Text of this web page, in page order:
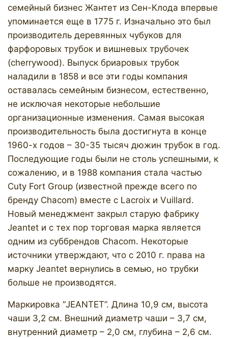
семейный бизнес Жантет из Сен-Клода впервые
упоминается еще в 1775 г. Изначально это был
производитель деревянных чубуков для
фарфоровых трубок и вишневых трубочек
(cherrywood). Выпуск бриаровых трубок
наладили в 1858 и все эти годы компания
оставалась семейным бизнесом, естественно,
не исключая некоторые небольшие
организационные изменения. Самая высокая
производительность была достигнута в конце
1960-х годов – 30-35 тысяч дюжин трубок в год.
Последующие годы были не столь успешными, к
сожалению, и в 1988 компания стала частью
Cuty Fort Group (известной прежде всего по
бренду Chacom) вместе с Lacroix и Vuillard.
Новый менеджмент закрыл старую фабрику
Jeantet и с тех пор торговая марка является
одним из суббрендов Chacom. Некоторые
источники утверждают, что с 2010 г. права на
марку Jeantet вернулись в семью, но трубки
больше не производятся.
Маркировка “JEANTET”. Длина 10,9 см, высота
чаши 3,2 см. Внешний диаметр чаши – 3,7 см,
внутренний диаметр – 2,0 см, глубина – 2,6 см.